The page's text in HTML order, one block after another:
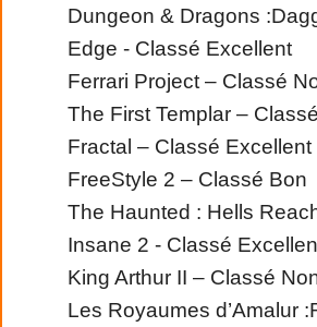
Dungeon & Dragons
Edge - Classé Excellent
Ferrari Project – Classé
The First Templar –
Fractal – Classé Excellent
FreeStyle 2 – Classé Bon
The Haunted : Hells Reach
Insane 2 - Classé
King Arthur II – Classé
Les Royaumes d’Amalur